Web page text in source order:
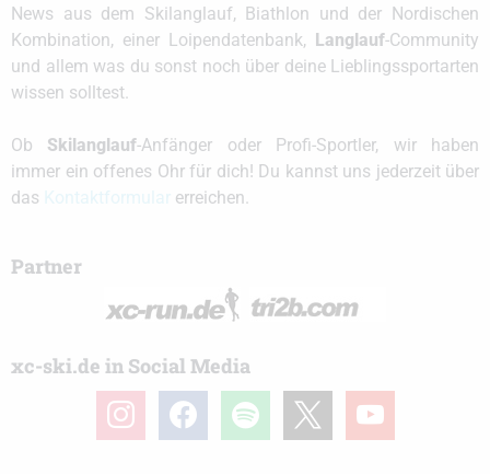
News aus dem Skilanglauf, Biathlon und der Nordischen
Kombination, einer Loipendatenbank,
Langlauf-Community
und allem was du sonst noch über deine Lieblingssportarten
wissen solltest.
Ob Skilanglauf-Anfänger oder Profi-Sportler, wir haben
immer ein offenes Ohr für dich! Du kannst uns jederzeit über
das
erreichen.
Partner
xc-ski.de in Social Media
instagramfacebook spotify youtube